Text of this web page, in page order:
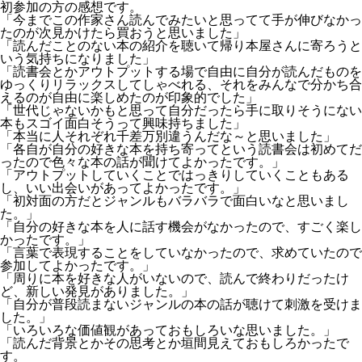
初参加の方の感想です。
「今までこの作家さん読んでみたいと思ってて手が伸びなかっ
たのが次見かけたら買おうと思いました」
「読んだことのない本の紹介を聴いて帰り本屋さんに寄ろうと
いう気持ちになりました」
「読書会とかアウトプットする場で自由に自分が読んだものを
ゆっくりリラックスしてしゃべれる、それをみんなで分かち合
えるのが自由に楽しめたのが印象的でした」
「世代じゃないかもと思って自分だったら手に取りそうにない
本もスゴイ面白そうって興味持ちました」
「本当に人それぞれ千差万別違うんだな～と思いました」
「各自が自分の好きな本を持ち寄ってという読書会は初めてだ
ったので色々な本の話が聞けてよかったです。」
「アウトプットしていくことではっきりしていくこともある
し、いい出会いがあってよかったです。」
「初対面の方だとジャンルもバラバラで面白いなと思いまし
た。」
「自分の好きな本を人に話す機会がなかったので、すごく楽し
かったです。」
「言葉で表現することをしていなかったので、求めていたので
参加してよかったです。」
「周りに本を好きな人がいないので、読んで終わりだったけ
ど、新しい発見がありました。」
「自分が普段読まないジャンルの本の話が聴けて刺激を受けま
した。」
「いろいろな価値観があっておもしろいな思いました。」
「読んだ背景とかその思考とか垣間見えておもしろかったで
す。